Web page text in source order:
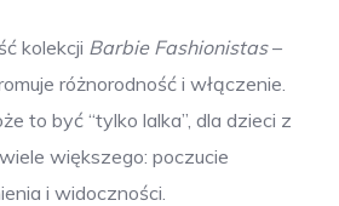
kolekcji Barbie Fashionistas–
różnorodność i włączenie.
to być “tylko lalka”, dla dzieci z
większego: poczucie
i widoczności.